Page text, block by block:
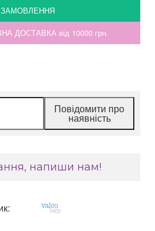
ЗАМОВЛЕННЯ
ДОСТАВКА від 10000 грн.
Повідомити про
наявність
напиши нам!